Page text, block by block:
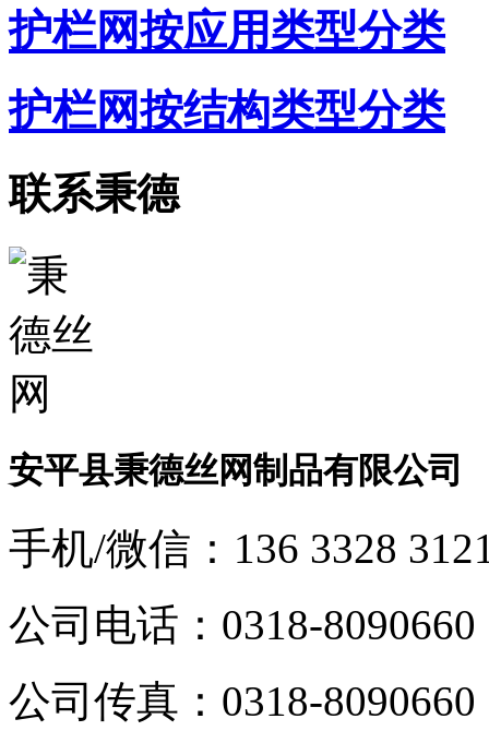
护栏网按应用类型分类
护栏网按结构类型分类
联系秉德
安平县秉德丝网制品有限公司
手机/微信： 136 3328
公司电话： 0318-8090660
公司传真： 0318-8090660